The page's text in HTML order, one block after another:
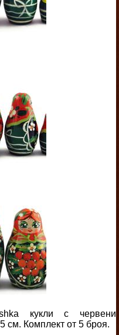
кукли с червени
см. Комплект от 5 броя.